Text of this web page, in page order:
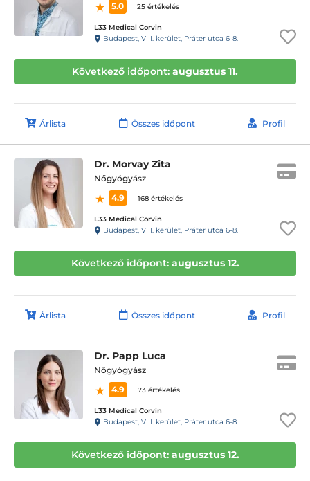
5.0
25 értékelés
L33 Medical Corvin
Budapest, VIII. kerület, Práter utca 6-8.
Következő időpont: augusztus 11.
Árlista Összes időpont Profil
Dr. Morvay Zita
Nőgyógyász
4.9
168 értékelés
L33 Medical Corvin
Budapest, VIII. kerület, Práter utca 6-8.
Következő időpont: augusztus 12.
Árlista Összes időpont Profil
Dr. Papp Luca
Nőgyógyász
4.9
73 értékelés
L33 Medical Corvin
Budapest, VIII. kerület, Práter utca 6-8.
Következő időpont: augusztus 12.